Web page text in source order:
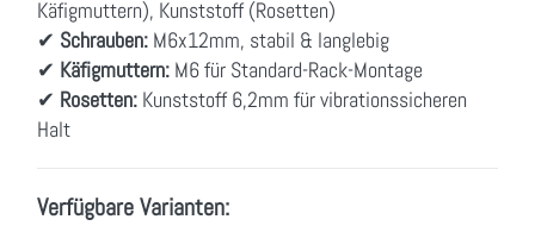
Käfigmuttern), Kunststoff (Rosetten)
✔ Schrauben: M6x12mm, stabil & langlebig
✔ Käfigmuttern: M6 für Standard-Rack-Montage
✔ Rosetten: Kunststoff 6,2mm für vibrationssicheren
Halt
Verfügbare Varianten: